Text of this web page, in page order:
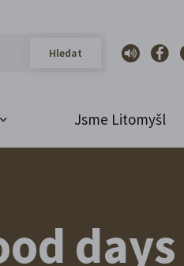
Jsme Litomyšl
days